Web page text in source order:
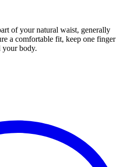
of your natural waist, generally
a comfortable fit, keep one finger
your body.